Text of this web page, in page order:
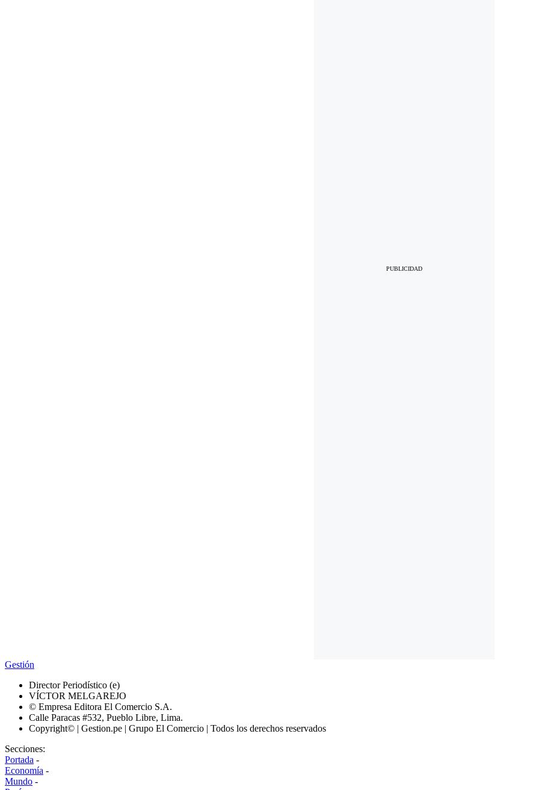
Gestión
Director Periodístico (e)
VÍCTOR MELGAREJO
© Empresa Editora El Comercio S.A.
Calle Paracas #532, Pueblo Libre, Lima.
Copyright© | Gestion.pe | Grupo El Comercio | Todos los derechos reservados
Secciones:
Portada -
Economía -
Mundo -